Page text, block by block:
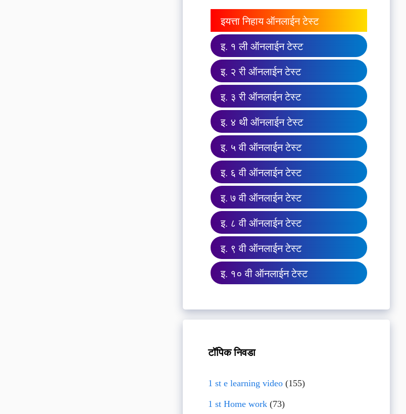
इयत्ता निहाय ऑनलाईन टेस्ट
इ. १ ली ऑनलाईन टेस्ट
इ. २ री ऑनलाईन टेस्ट
इ. ३ री ऑनलाईन टेस्ट
इ. ४ थी ऑनलाईन टेस्ट
इ. ५ वी ऑनलाईन टेस्ट
इ. ६ वी ऑनलाईन टेस्ट
इ. ७ वी ऑनलाईन टेस्ट
इ. ८ वी ऑनलाईन टेस्ट
इ. ९ वी ऑनलाईन टेस्ट
इ. १० वी ऑनलाईन टेस्ट
टॉपिक निवडा
1 st e learning video(155)
1 st Home work(73)